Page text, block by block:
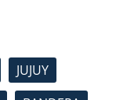
JUJUY